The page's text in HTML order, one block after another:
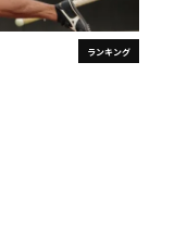
ランキング